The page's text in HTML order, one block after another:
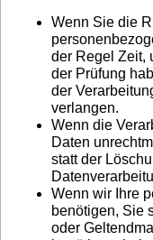
Wenn Sie die
der Regel Zeit,
der Prüfung
der
verlangen.
Wenn die
Daten
statt der
Wenn wir Ihre
benötigen, Sie
oder